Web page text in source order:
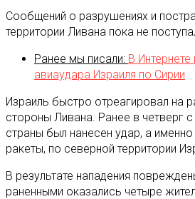
Сообщений о разрушениях и
территории Ливана пока не
Ранее мы писали: В
авиаудара Израиля по Сирии
Израиль быстро отреагировал на
стороны Ливана. Ранее в четверг
страны был нанесен удар, а
ракеты, по северной территории
В результате нападения
раненными оказались четыре